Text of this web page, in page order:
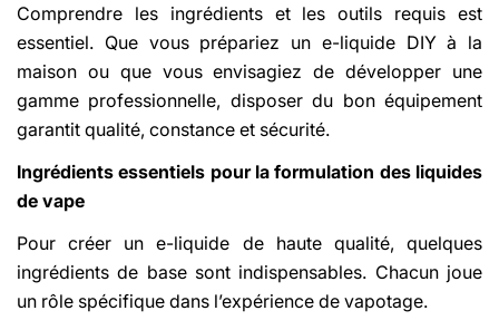
Comprendre les ingrédients et les outils requis est
essentiel. Que vous prépariez un e-liquide DIY à la
maison ou que vous envisagiez de développer une
gamme professionnelle, disposer du bon équipement
garantit qualité, constance et sécurité.
Ingrédients essentiels pour la formulation des liquides
de vape
Pour créer un e-liquide de haute qualité, quelques
ingrédients de base sont indispensables. Chacun joue
un rôle spécifique dans l’expérience de vapotage.